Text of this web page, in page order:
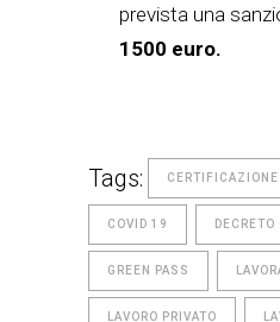
prevista una
1500 euro.
Tags: CERTIFICAZIONE
COVID 19 DECRETO
GREEN PASS
LAVORO PRIVATO